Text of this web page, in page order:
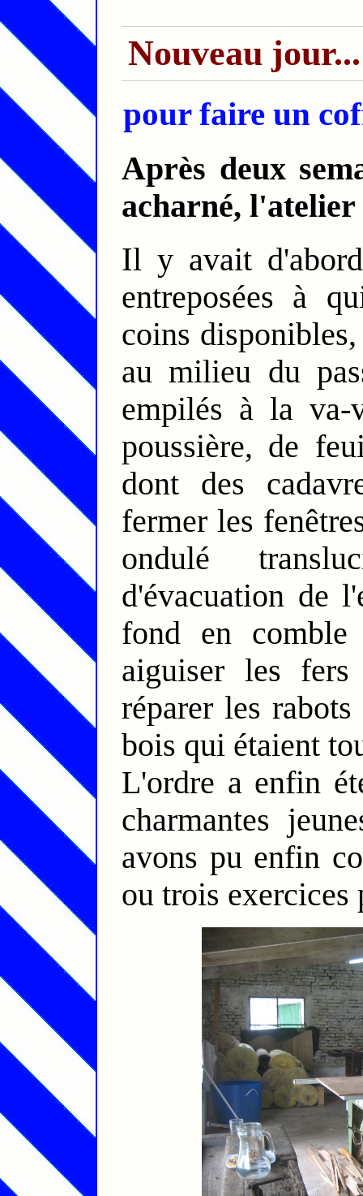
Nouveau jour...
pour faire un
Après deux semaines de travail de nettoyage
acharné,
Il y avait d'abord à réduire les tonnes de bois
entreposées à
coins
au milieu du
empilés à la va-
poussière, de
dont des
fermer les
ondulé
d'évacuation de
fond en
aiguiser les
réparer les
bois qui étaient
L'ordre a enfin
charmantes
avons pu enfin
ou trois